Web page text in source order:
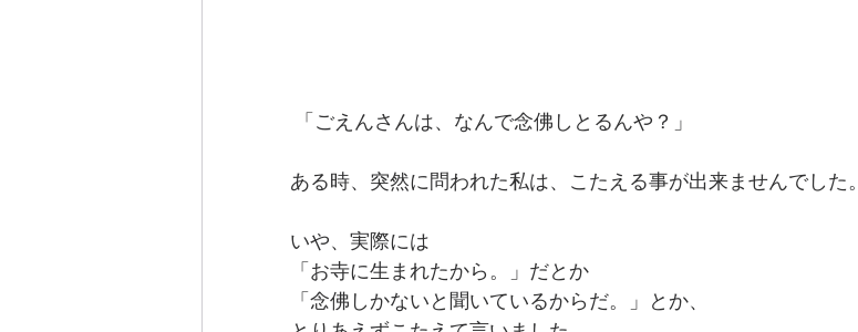
「ごえんさんは、なんで念佛しとるんや？」
ある時、突然に問われた私は、こたえる事が出来ませんでした。
いや、実際には
「お寺に生まれたから。」だとか
「念佛しかないと聞いているからだ。」とか、